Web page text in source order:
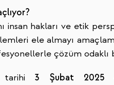
insan hakları ve etik
ele almayı
çözüm odaklı
tarihi 3 Şubat 2025